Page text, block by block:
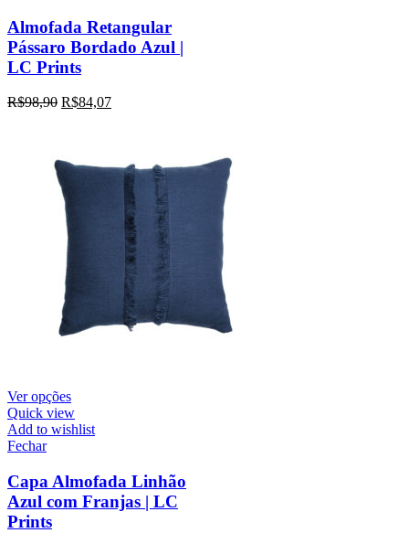
Almofada Retangular
Pássaro Bordado Azul |
LC Prints
R$98,90 R$84,07
Ver opções
Quick view
Add to wishlist
Fechar
Capa Almofada Linhão
Azul com Franjas | LC
Prints